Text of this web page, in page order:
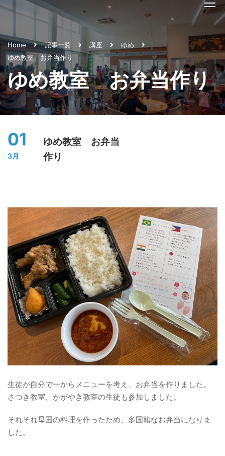
Home 記事一覧 講座
ゆめ
ゆめ教室 お弁当作り
ゆめ教室 お弁当作り
01
3月
ゆめ教室 お弁当
作り
生徒が自分で一からメニューを考え、お弁当を作りました。
さつき教室、かがやき教室の生徒も参加しました。
それぞれ母国の料理を作ったため、多国籍なお弁当になりま
した。